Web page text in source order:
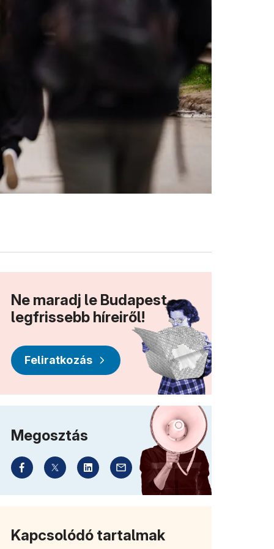
Ne maradj le Budapest
legfrissebb híreiről!
Feliratkozás
Megosztás
Kapcsolódó tartalmak